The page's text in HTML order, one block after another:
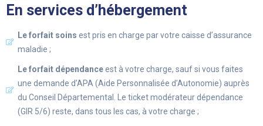
En services d’hébergement
Le forfait soins est pris en charge par votre caisse d’assurance
maladie ;
Le forfait dépendanceest à votre charge, sauf si vous faites
une demande d’APA (Aide Personnalisée d’Autonomie) auprès
du Conseil Départemental. Le ticket modérateur dépendance
(GIR 5/6) reste, dans tous les cas, à votre charge ;